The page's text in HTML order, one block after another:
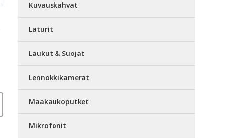
Kuvauskahvat
Laturit
Laukut & Suojat
Lennokkikamerat
Maakaukoputket
Mikrofonit